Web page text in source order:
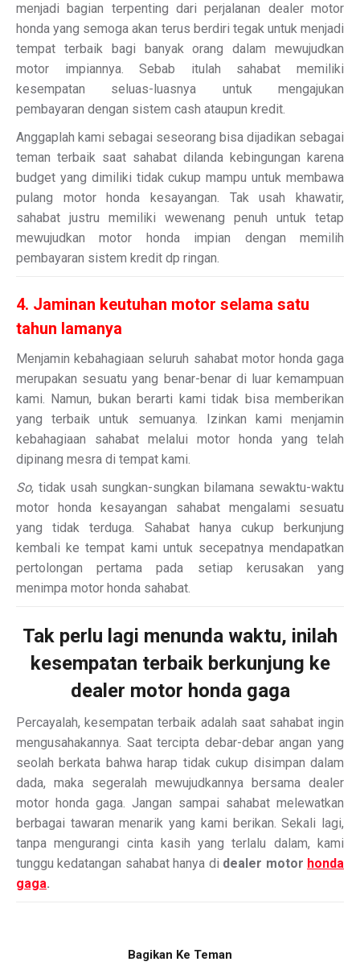
menjadi bagian terpenting dari perjalanan dealer motor
honda yang semoga akan terus berdiri tegak untuk menjadi
tempat terbaik bagi banyak orang dalam mewujudkan
motor impiannya. Sebab itulah sahabat memiliki
kesempatan seluas-luasnya untuk mengajukan
pembayaran dengan sistem cash ataupun kredit.
Anggaplah kami sebagai seseorang bisa dijadikan sebagai
teman terbaik saat sahabat dilanda kebingungan karena
budget yang dimiliki tidak cukup mampu untuk membawa
pulang motor honda kesayangan. Tak usah khawatir,
sahabat justru memiliki wewenang penuh untuk tetap
mewujudkan motor honda impian dengan memilih
pembayaran sistem kredit dp ringan.
4. Jaminan keutuhan motor selama satu
tahun lamanya
Menjamin kebahagiaan seluruh sahabat motor honda gaga
merupakan sesuatu yang benar-benar di luar kemampuan
kami. Namun, bukan berarti kami tidak bisa memberikan
yang terbaik untuk semuanya. Izinkan kami menjamin
kebahagiaan sahabat melalui motor honda yang telah
dipinang mesra di tempat kami.
So, tidak usah sungkan-sungkan bilamana sewaktu-waktu
motor honda kesayangan sahabat mengalami sesuatu
yang tidak terduga. Sahabat hanya cukup berkunjung
kembali ke tempat kami untuk secepatnya mendapatkan
pertolongan pertama pada setiap kerusakan yang
menimpa motor honda sahabat.
Tak perlu lagi menunda waktu, inilah
kesempatan terbaik berkunjung ke
dealer motor honda gaga
Percayalah, kesempatan terbaik adalah saat sahabat ingin
mengusahakannya. Saat tercipta debar-debar angan yang
seolah berkata bahwa harap tidak cukup disimpan dalam
dada, maka segeralah mewujudkannya bersama dealer
motor honda gaga. Jangan sampai sahabat melewatkan
berbagai tawaran menarik yang kami berikan. Sekali lagi,
tanpa mengurangi cinta kasih yang terlalu dalam, kami
tunggu kedatangan sahabat hanya di dealer motor honda
gaga.
Bagikan Ke Teman